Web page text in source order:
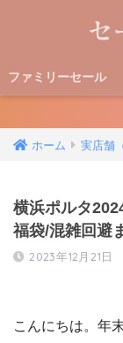
ファミリーセール
ホーム 実店舗
横浜ポルタ
福袋/混雑回避
2023年12月21日
こんにちは。年